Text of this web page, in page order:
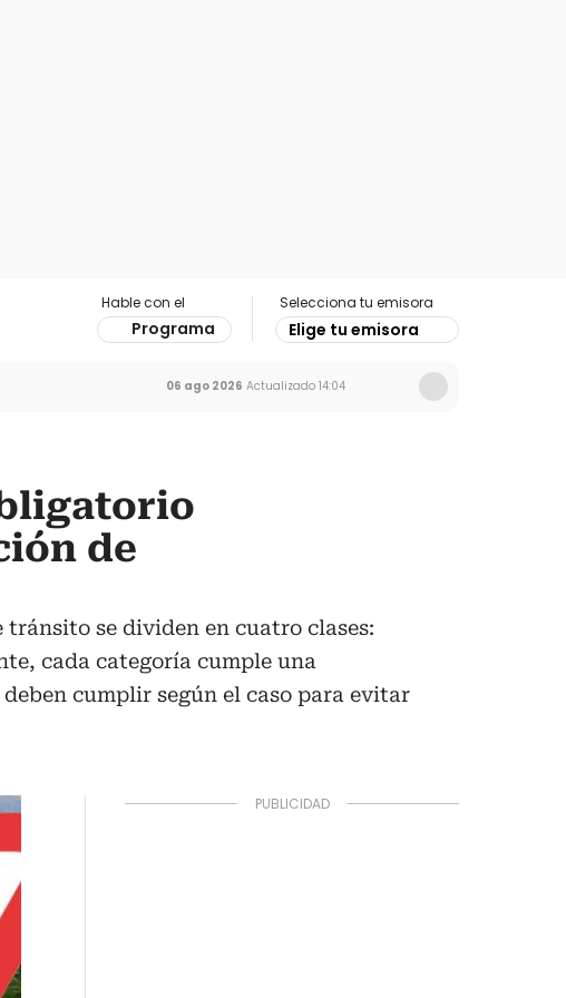
Hable con el
Programa
Selecciona tu emisora
Elige tu emisora
06 ago 2026 Actualizado 14:04
de
tránsito se dividen en cuatro clases:
cada categoría cumple una
cumplir según el caso para evitar